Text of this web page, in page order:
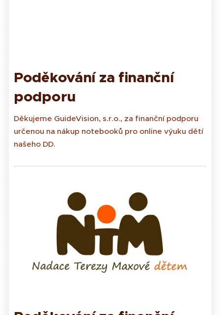
Poděkování za finanční
podporu
Děkujeme GuideVision, s.r.o., za finanční podporu
určenou na nákup notebooků pro online výuku dětí
našeho DD.